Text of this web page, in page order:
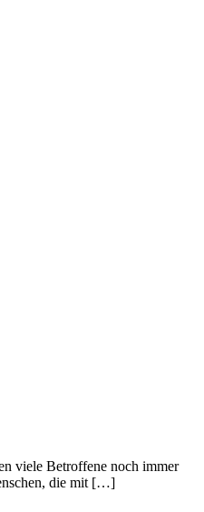
viele Betroffene noch immer
die mit […]